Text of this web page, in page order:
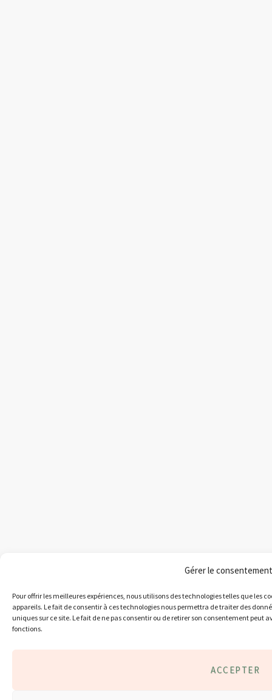
Gérer le consentement
Pour offrir les meilleures expériences, nous utilisons des technologies telles que les
appareils. Le fait de consentir à ces technologies nous permettra de traiter des
uniques sur ce site. Le fait de ne pas consentir ou de retirer son consentement
fonctions.
ACCEPTER